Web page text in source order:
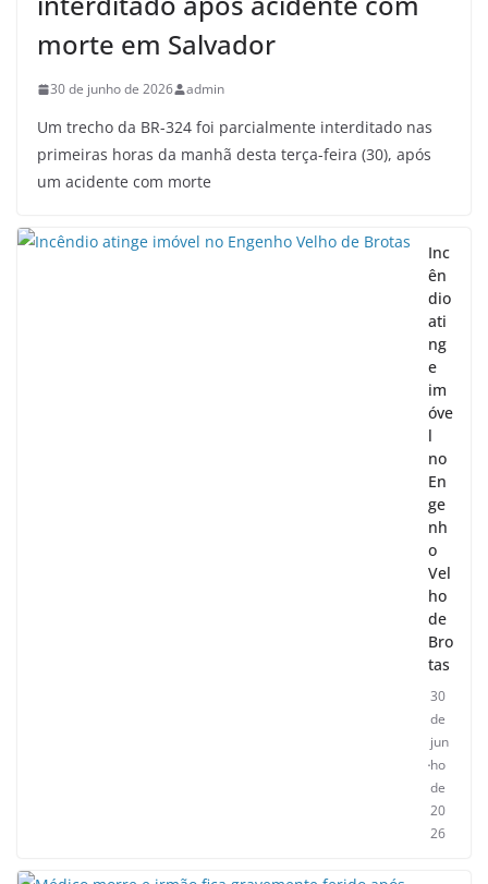
morte em Salvador
30 de junho de 2026 admin
Um trecho da BR-324 foi parcialmente interditado nas
primeiras horas da manhã desta terça-feira (30), após
um acidente com morte
Inc
ên
dio
ati
ng
e
im
óve
l
no
En
ge
nh
o
Vel
ho
de
Bro
tas
30
de
jun
ho
de
20
26